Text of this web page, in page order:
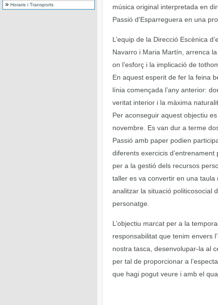
Horaris i Transports
música original interpretada en
Passió d'Esparreguera en una
L’equip de la Direcció Escènica
Navarro i Maria Martín, arrenca
on l’esforç i la implicació de
En aquest esperit de fer la feina
línia començada l’any anterior:
veritat interior i la màxima
Per aconseguir aquest objectiu
novembre. Es van dur a terme
Passió amb paper podien
diferents exercicis
per a la gestió dels recursos
taller es va convertir en una
analitzar la situació politicosocial
personatge.
L’objectiu marcat per a la
responsabilitat que tenim envers
nostra tasca, desenvolupar-la al
per tal de proporcionar a
que hagi pogut veure i amb el